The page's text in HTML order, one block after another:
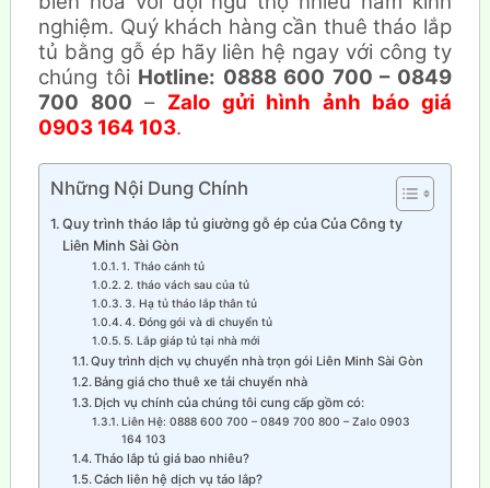
nghiệm. Quý khách hàng cần thuê tháo lắp
tủ bằng gỗ ép hãy liên hệ ngay với công ty
chúng tôi Hotline: 0888 600 700 – 0849
700 800 – Zalo gửi hình ảnh báo giá
0903 164 103.
Những Nội Dung Chính
Quy trình tháo lắp tủ giường gỗ ép của Của Công ty
Liên Minh Sài Gòn
1. Tháo cánh tủ
2. tháo vách sau của tủ
3. Hạ tủ tháo lắp thân tủ
4. Đóng gói và di chuyển tủ
5. Lắp giáp tủ tại nhà mới
Quy trình dịch vụ chuyển nhà trọn gói Liên Minh Sài Gòn
Bảng giá cho thuê xe tải chuyển nhà
Dịch vụ chính của chúng tôi cung cấp gồm có:
Liên Hệ: 0888 600 700 – 0849 700 800 – Zalo 0903
164 103
Tháo lắp tủ giá bao nhiêu?
Cách liên hệ dịch vụ táo lắp?